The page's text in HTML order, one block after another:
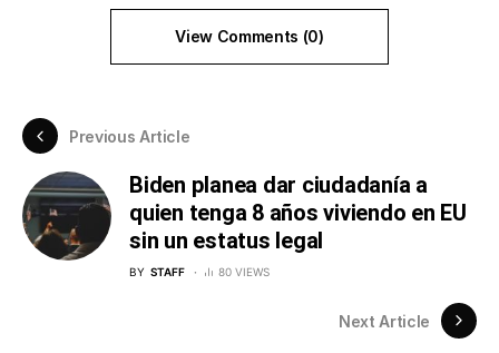
View Comments (0)
Previous Article
Biden planea dar ciudadanía a
quien tenga 8 años viviendo en EU
sin un estatus legal
BY STAFF 80 VIEWS
Next Article